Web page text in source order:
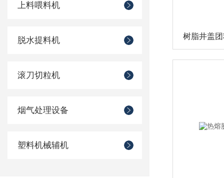
上料喂料机
脱水提料机
滚刀切粒机
烟气处理设备
塑料机械辅机
树脂井盖